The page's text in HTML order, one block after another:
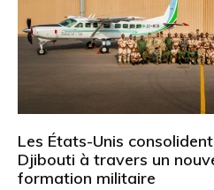
Les États-Unis
Djibouti à travers un
formation militaire